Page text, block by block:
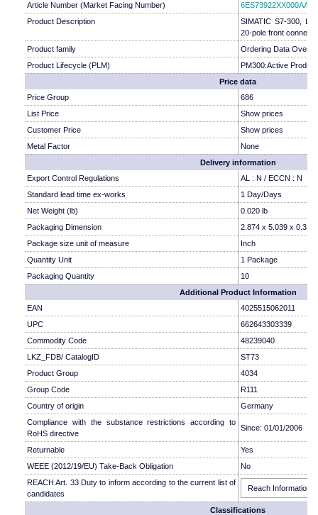
Article Number (Market Facing Number)
6ES73922XX000AA0
Product Description
SIMATIC S7-300,
20-pole front
Product family
Ordering Data
Product Lifecycle (PLM)
PM300:Active Product
Price data
Price Group
686
List Price
Show prices
Customer Price
Show prices
Metal Factor
None
Delivery information
Export Control Regulations
AL : N / ECCN : N
Standard lead time ex-works
1 Day/Days
Net Weight (lb)
0.020 lb
Packaging Dimension
2.874 x 5.039 x 0.315
Package size unit of measure
Inch
Quantity Unit
1 Package
Packaging Quantity
10
Additional Product Information
EAN
4025515062011
UPC
662643303339
Commodity Code
48239040
LKZ_FDB/ CatalogID
ST73
Product Group
4034
Group Code
R111
Country of origin
Germany
Compliance with the substance restrictions according to
RoHS directive
Since: 01/01/2006
Returnable
Yes
WEEE (2012/19/EU) Take-Back Obligation
No
REACH Art. 33 Duty to inform according to the current list of
candidates
Reach Information
Classifications